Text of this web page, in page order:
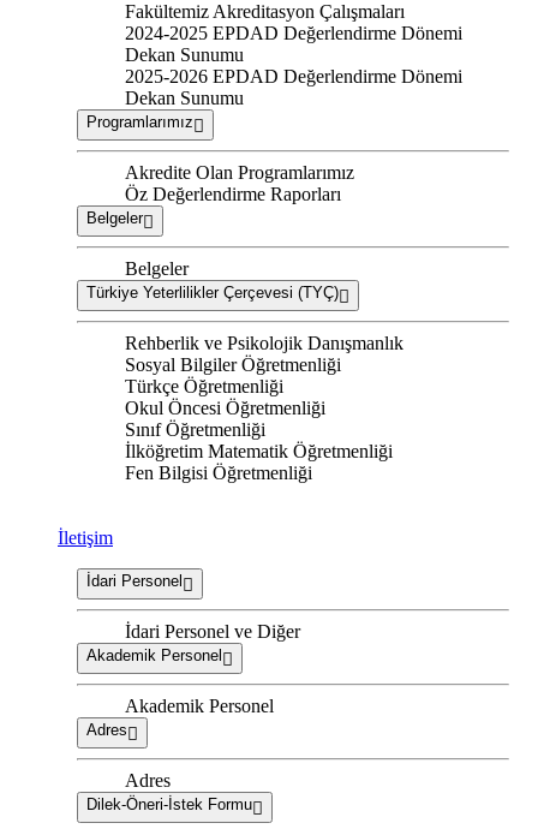
Fakültemiz Akreditasyon Çalışmaları
2024-2025 EPDAD Değerlendirme Dönemi
Dekan Sunumu
2025-2026 EPDAD Değerlendirme Dönemi
Dekan Sunumu
Programlarımız
Akredite Olan Programlarımız
Öz Değerlendirme Raporları
Belgeler
Belgeler
Türkiye Yeterlilikler Çerçevesi (TYÇ)
Rehberlik ve Psikolojik Danışmanlık
Sosyal Bilgiler Öğretmenliği
Türkçe Öğretmenliği
Okul Öncesi Öğretmenliği
Sınıf Öğretmenliği
İlköğretim Matematik Öğretmenliği
Fen Bilgisi Öğretmenliği
İletişim
İdari Personel
İdari Personel ve Diğer
Akademik Personel
Akademik Personel
Adres
Adres
Dilek-Öneri-İstek Formu